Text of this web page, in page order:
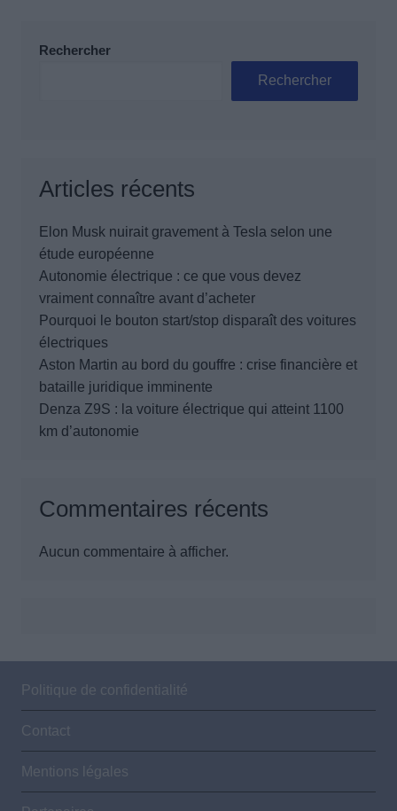
Rechercher
Rechercher
Articles récents
Elon Musk nuirait gravement à Tesla selon une
étude européenne
Autonomie électrique : ce que vous devez
vraiment connaître avant d’acheter
Pourquoi le bouton start/stop disparaît des voitures
électriques
Aston Martin au bord du gouffre : crise financière et
bataille juridique imminente
Denza Z9S : la voiture électrique qui atteint 1100
km d’autonomie
Commentaires récents
Aucun commentaire à afficher.
Politique de confidentialité
Contact
Mentions légales